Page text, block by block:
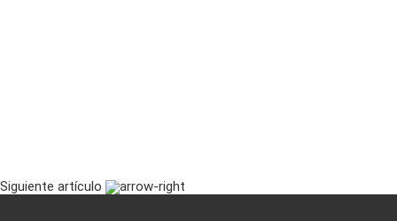
Siguiente artículo